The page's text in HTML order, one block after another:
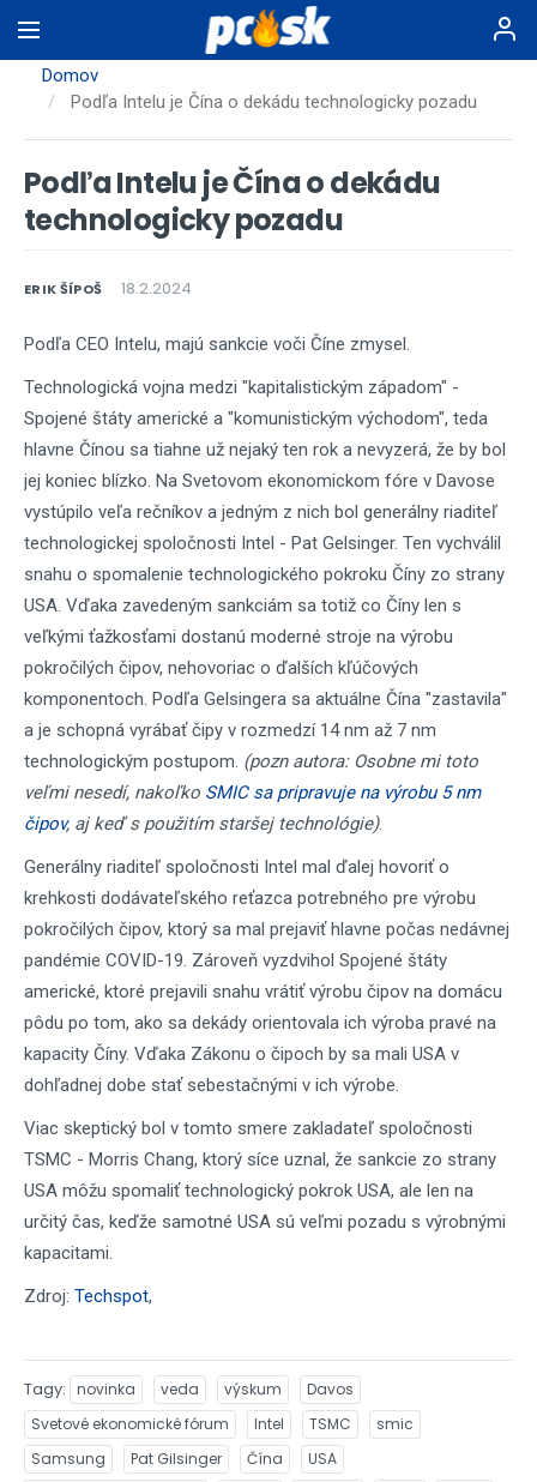
na
hlavnýDomov
Podľa Intelu je Čína o dekádu technologicky pozadu
Podľa Intelu je Čína o dekádu
technologicky pozadu
ERIK ŠÍPOŠ 18.2.2024
Podľa CEO Intelu, majú sankcie voči Číne zmysel.
Technologická vojna medzi "kapitalistickým západom" -
Spojené štáty americké a "komunistickým východom", teda
hlavne Čínou sa tiahne už nejaký ten rok a nevyzerá, že by bol
jej koniec blízko. Na Svetovom ekonomickom fóre v Davose
vystúpilo veľa rečníkov a jedným z nich bol generálny riaditeľ
technologickej spoločnosti Intel - Pat Gelsinger. Ten vychválil
snahu o spomalenie technologického pokroku Číny zo strany
USA. Vďaka zavedeným sankciám sa totiž co Číny len s
veľkými ťažkosťami dostanú moderné stroje na výrobu
pokročilých čipov, nehovoriac o ďalších kľúčových
komponentoch. Podľa Gelsingera sa aktuálne Čína "zastavila"
a je schopná vyrábať čipy v rozmedzí 14 nm až 7 nm
technologickým postupom. (pozn autora: Osobne mi toto
veľmi nesedí, nakoľko SMIC sa pripravuje na výrobu 5 nm
čipov, aj keď s použitím staršej technológie).
Generálny riaditeľ spoločnosti Intel mal ďalej hovoriť o
krehkosti dodávateľského reťazca potrebného pre výrobu
pokročilých čipov, ktorý sa mal prejaviť hlavne počas nedávnej
pandémie COVID-19. Zároveň vyzdvihol Spojené štáty
americké, ktoré prejavili snahu vrátiť výrobu čipov na domácu
pôdu po tom, ako sa dekády orientovala ich výroba pravé na
kapacity Číny. Vďaka Zákonu o čipoch by sa mali USA v
dohľadnej dobe stať sebestačnými v ich výrobe.
Viac skeptický bol v tomto smere zakladateľ spoločnosti
TSMC - Morris Chang, ktorý síce uznal, že sankcie zo strany
USA môžu spomaliť technologický pokrok USA, ale len na
určitý čas, keďže samotné USA sú veľmi pozadu s výrobnými
kapacitami.
Zdroj: Techspot,
Tagy novinka veda výskum
Davos
Svetové ekonomické fórum
Intel TSMC
smic
Samsung
Pat Gilsinger Čína
USA